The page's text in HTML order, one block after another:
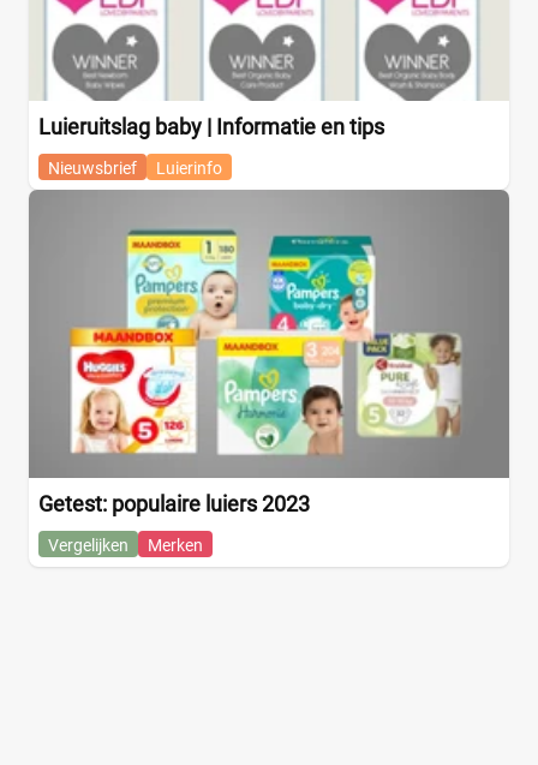
Luieruitslag baby | Informatie en tips
Nieuwsbrief Luierinfo
Getest: populaire luiers 2023
Vergelijken Merken